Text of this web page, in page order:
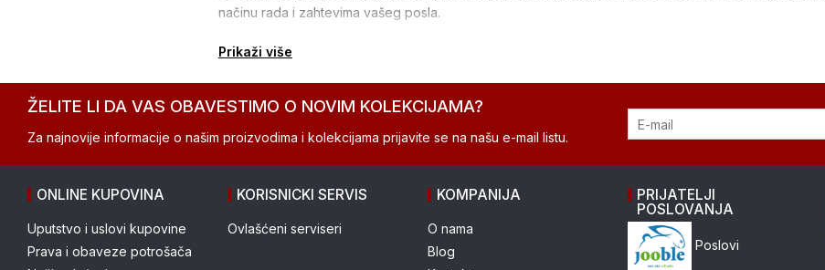
načinu rada i zahtevima vašeg posla.
Prikaži više
ŽELITE LI DA VAS OBAVESTIMO O NOVIM KOLEKCIJAMA?
Za najnovije informacije o našim proizvodima i kolekcijama prijavite se na našu e-mail listu.
ONLINE KUPOVINA
Uputstvo i uslovi kupovine
Prava i obaveze potrošača
KORISNICKI SERVIS
Ovlašćeni serviseri
KOMPANIJA
O nama
Blog
PRIJATELJI
POSLOVANJA
Poslovi